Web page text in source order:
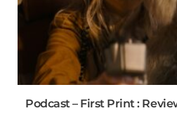
Podcast – First Print :